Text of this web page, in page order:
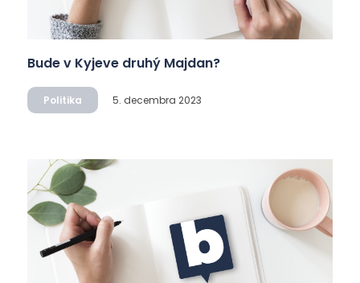
Bude v Kyjeve druhý Majdan?
Politika 5. decembra 2023